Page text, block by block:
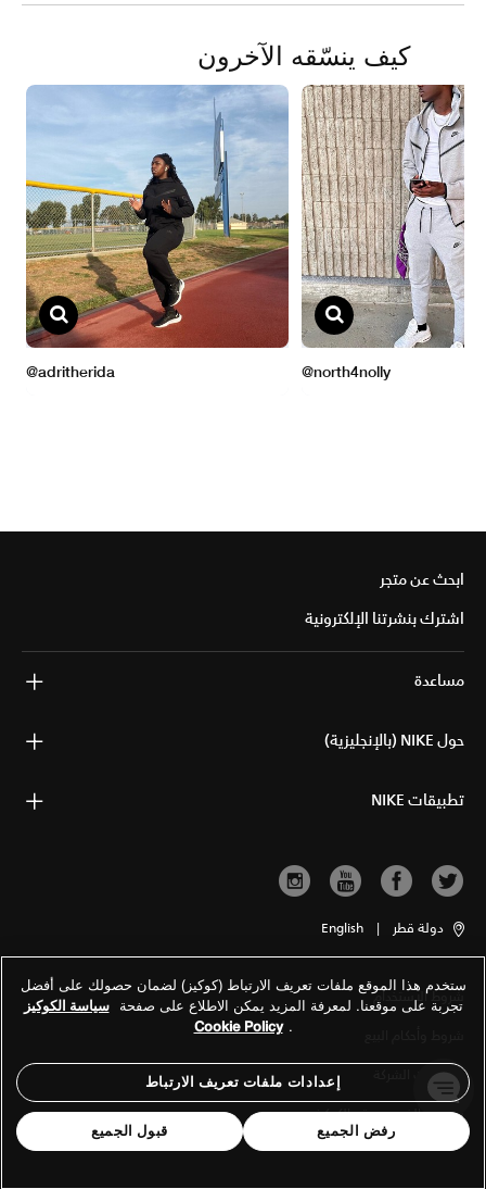
ابحث عن متجر
اشترك بنشرتنا الإلكترونية
مساعدة
حول NIKE (بالإنجليزية)
تطبيقات NIKE
دولة قطر |
English
شروط الاستخدام
معلومات الشركة
سياسة الخصوصية والكوكيز
ستخدم هذا الموقع ملفات تعريف الارتباط (كوكيز) لضمان حصولك على أفضل
تجربة على موقعنا. لمعرفة المزيد يمكن الاطلاع على صفحة سياسة الكوكيز
.
Cookie Policy
إعدادات ملفات تعريف الارتباط
رفض الجميع قبول الجميع